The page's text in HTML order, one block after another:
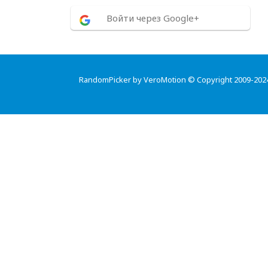
Войти через Google+
RandomPicker by VeroMotion © Copyright 2009-